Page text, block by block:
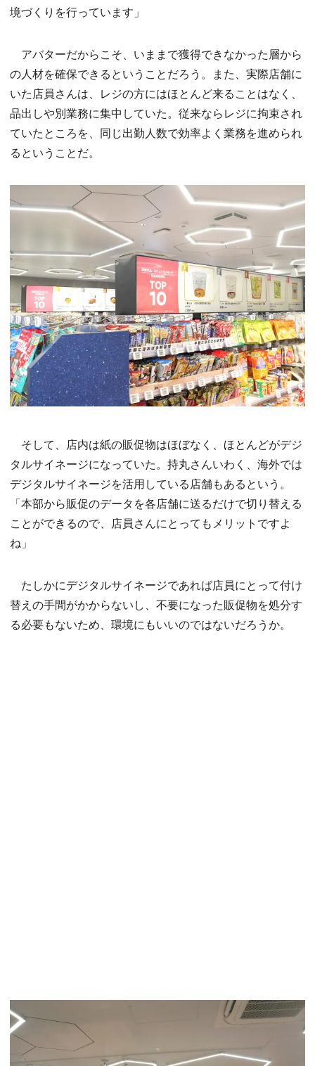
境づくりを行っています」
アバターだからこそ、いままで獲得できなかった層から
の人材を確保できるということだろう。また、実際店舗に
いた店員さんは、レジの方にはほとんど来ることはなく、
品出しや別業務に集中していた。従来ならレジに拘束され
ていたところを、同じ出勤人数で効率よく業務を進められ
るということだ。
そして、店内は紙の販促物はほぼなく、ほとんどがデジ
タルサイネージになっていた。持丸さんいわく、海外では
デジタルサイネージを活用している店舗もあるという。
「本部から販促のデータを各店舗に送るだけで切り替える
ことができるので、店員さんにとってもメリットですよ
ね」
たしかにデジタルサイネージであれば店員にとって付け
替えの手間がかからないし、不要になった販促物を処分す
る必要もないため、環境にもいいのではないだろうか。